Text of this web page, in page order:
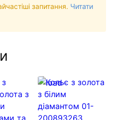
запитання. Читати